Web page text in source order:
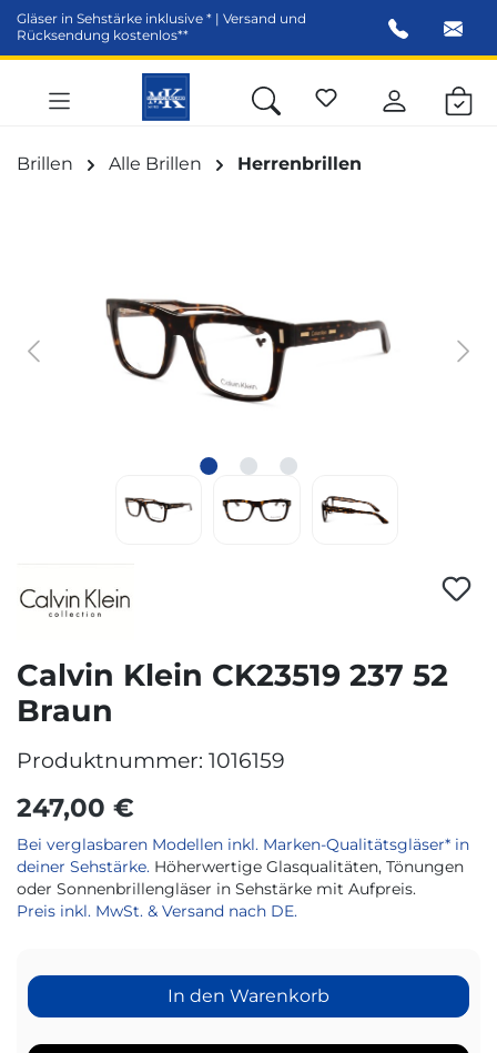
springen
Gläser in Sehstärke inklusive * | Versand und
Rücksendung kostenlos**
Brillen Alle Brillen Herrenbrillen
Calvin Klein CK23519 237 52
Braun
Produktnummer: 1016159
247,00 €
Bei verglasbaren Modellen inkl. Marken-Qualitätsgläser* in
deiner Sehstärke. Höherwertige Glasqualitäten, Tönungen
oder Sonnenbrillengläser in Sehstärke mit Aufpreis.
Preis inkl. MwSt. & Versand nach DE.
In den Warenkorb